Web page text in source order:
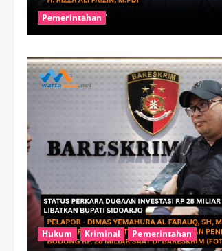
Pemerintahan
Hukum Kriminal Pemerintahan